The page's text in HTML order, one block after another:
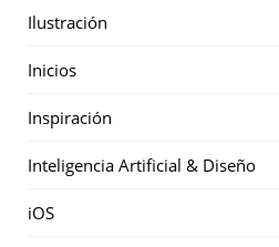
Ilustración
Inicios
Inspiración
Inteligencia Artificial & Diseño
iOS